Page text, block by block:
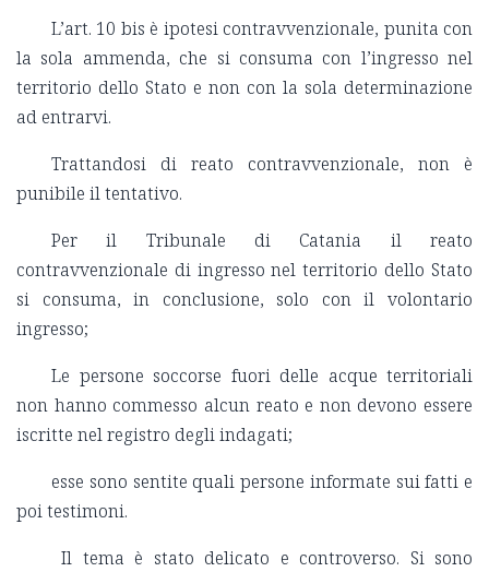
L’art. 10 bis è ipotesi contravvenzionale, punita con
la sola ammenda, che si consuma con l’ingresso nel
territorio dello Stato e non con la sola determinazione
ad entrarvi.
Trattandosi di reato contravvenzionale, non è
punibile il tentativo.
Per il Tribunale di Catania il reato
contravvenzionale di ingresso nel territorio dello Stato
si consuma, in conclusione, solo con il volontario
ingresso;
Le persone soccorse fuori delle acque territoriali
non hanno commesso alcun reato e non devono essere
iscritte nel registro degli indagati;
esse sono sentite quali persone informate sui fatti e
poi testimoni.
Il tema è stato delicato e controverso. Si sono